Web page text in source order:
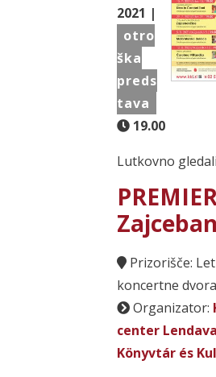
2021 |
otro
ška
preds
tava
19.00
Lutkovno
Prizorišče:
koncertne
Organizator:
center
Könyvtár és